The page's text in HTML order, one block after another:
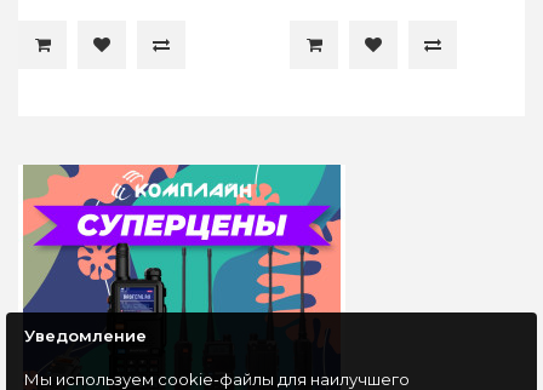
Уведомление
Мы используем cookie-файлы для наилучшего